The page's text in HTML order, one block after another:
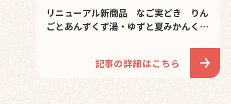
リニューアル新商品 なご実どき りん
ごとあんずくず湯・ゆずと夏みかんくず
記事の詳細はこちら